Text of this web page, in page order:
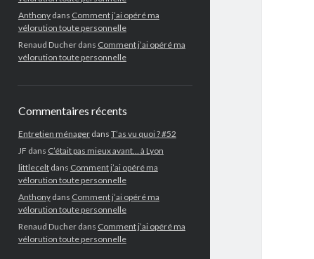
Anthonydans Comment j’ai opéré ma
vélorution toute personnelle
Renaud Ducherdans Comment j’ai opéré ma
vélorution toute personnelle
Commentaires récents
Entretien ménagerdans T’as vu quoi ? #52
JF dans C’était pas mieux avant… à Lyon
littleceltdans Comment j’ai opéré ma
vélorution toute personnelle
Anthonydans Comment j’ai opéré ma
vélorution toute personnelle
Renaud Ducherdans Comment j’ai opéré ma
vélorution toute personnelle